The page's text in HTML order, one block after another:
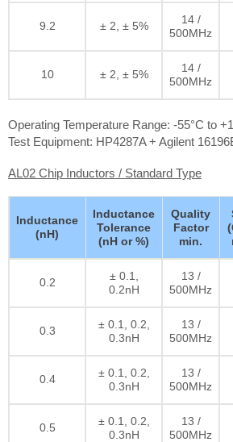
9.2 ± 2, ± 5%
14 /
500MHz
10 ± 2, ± 5%
14 /
500MHz
Operating Temperature Range: -55°C to
Test Equipment: HP4287A + Agilent
AL02 Chip Inductors / Standard Type
Inductance
(nH)
Inductance
Tolerance
(nH or %)
Quality
Factor
min.
0.2
± 0.1,
0.2nH
13 /
500MHz
0.3
± 0.1, 0.2,
0.3nH
13 /
500MHz
0.4
± 0.1, 0.2,
0.3nH
13 /
500MHz
0.5
± 0.1, 0.2,
0.3nH
13 /
500MHz